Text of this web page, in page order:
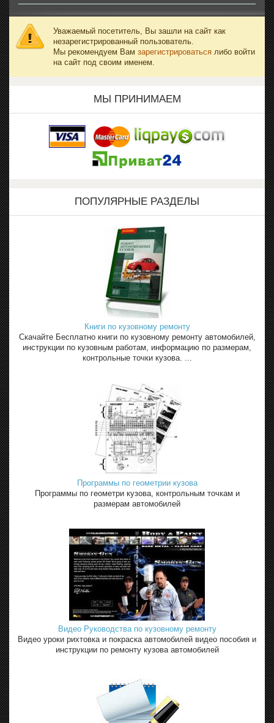
Уважаемый посетитель, Вы зашли на сайт как
незарегистрированный пользователь.
Мы рекомендуем Вам зарегистрироваться либо войти
на сайт под своим именем.
МЫ ПРИНИМАЕМ
ПОПУЛЯРНЫЕ РАЗДЕЛЫ
Книги по кузовному ремонту
Скачайте Бесплатно книги по кузовному ремонту автомобилей,
инструкции по кузовным работам, информацию по размерам,
контрольные точки кузова. ...
Программы по геометрии кузова
Программы по геометри кузова, контрольным точкам и
размерам автомобилей
Видео Руководства по кузовному ремонту
Видео уроки рихтовка и покраска автомобилей видео пособия и
инструкции по ремонту кузова автомобилей